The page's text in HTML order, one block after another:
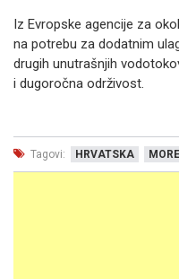
Iz Evropske agencije za
na potrebu za dodatnim
drugih unutrašnjih
i dugoročna održivost.
Tagovi: HRVATSKA MORE